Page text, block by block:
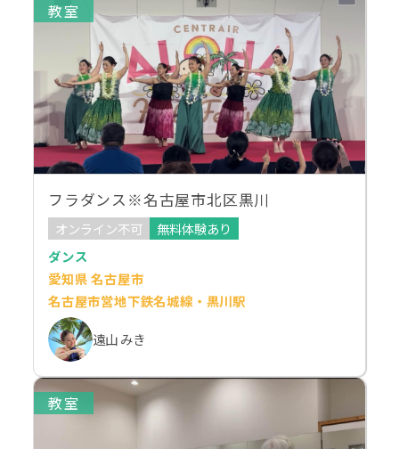
教室
フラダンス※名古屋市北区黒川
オンライン不可
無料体験あり
ダンス
愛知県 名古屋市
名古屋市営地下鉄名城線・黒川駅
遠山 みき
教室